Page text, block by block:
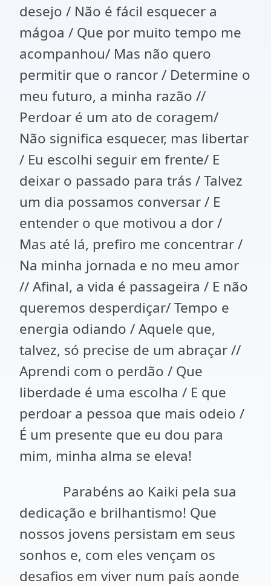
desejo / Não é fácil esquecer a
mágoa / Que por muito tempo me
acompanhou/ Mas não quero
permitir que o rancor / Determine o
meu futuro, a minha razão //
Perdoar é um ato de coragem/
Não significa esquecer, mas libertar
/ Eu escolhi seguir em frente/ E
deixar o passado para trás / Talvez
um dia possamos conversar / E
entender o que motivou a dor /
Mas até lá, prefiro me concentrar /
Na minha jornada e no meu amor
// Afinal, a vida é passageira / E não
queremos desperdiçar/ Tempo e
energia odiando / Aquele que,
talvez, só precise de um abraçar //
Aprendi com o perdão / Que
liberdade é uma escolha / E que
perdoar a pessoa que mais odeio /
É um presente que eu dou para
mim, minha alma se eleva!
Parabéns ao Kaiki pela sua
dedicação e brilhantismo! Que
nossos jovens persistam em seus
sonhos e, com eles vençam os
desafios em viver num país aonde